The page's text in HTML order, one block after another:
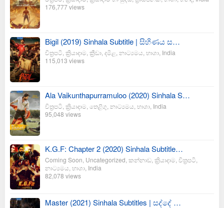
176,777 views
Bigil (2019) Sinhala Subtitle | සිහිණය ස…
චිත්‍රපටි ක්‍රියාදාම ක්‍රීඩා දමිළ නාට්‍යමය භාශා India
115,013 views
Ala Vaikunthapurramuloo (2020) Sinhala S…
චිත්‍රපටි ක්‍රියාදාම තෙළිගු නාට්‍යමය භාශා India
95,048 views
K.G.F: Chapter 2 (2020) Sinhala Subtitle…
Coming Soon Uncategorized කන්නාඩ ක්‍රියාදාම චිත්‍රපටි
නාට්‍යමය භාශා India
82,078 views
Master (2021) Sinhala Subtitles | සද්දේ …